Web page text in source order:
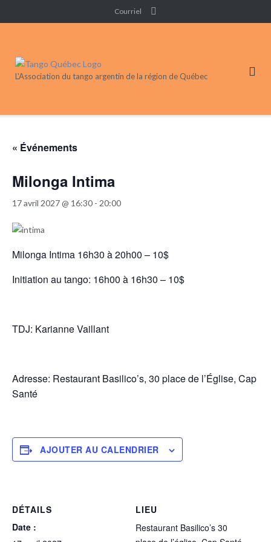
to
Courriel
L'Association du tango argentin de la région de Québec
« Événements
Milonga Intima
17 avril 2027 @ 16:30 - 20:00
Milonga Intima 16h30 à 20h00 – 10$
Initiation au tango: 16h00 à 16h30 – 10$
TDJ: Karianne Vaillant
Adresse: Restaurant Basilico’s, 30 place de l’Église, Cap
Santé
AJOUTER AU CALENDRIER
DÉTAILS
Date :
LIEU
Restaurant Basilico’s 30